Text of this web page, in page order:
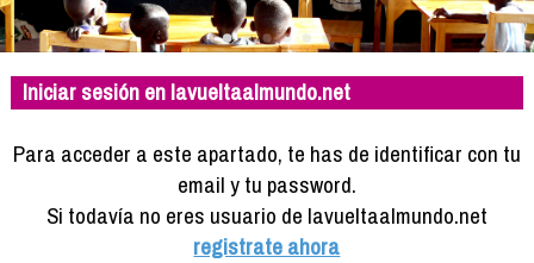
Viaja con nosotros
Camino solidario
Libros
Compañeros de viaje
Info viajeros
Iniciar sesión en lavueltaalmundo.net
Para acceder a este apartado, te has de identificar con tu
email y tu password.
Si todavía no eres usuario de lavueltaalmundo.net
registrate ahora